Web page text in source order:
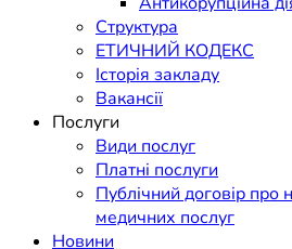
Структура
ЕТИЧНИЙ КОДЕКС
Історія закладу
Вакансії
Послуги
Види послуг
Платні послуги
Публічний договір про
медичних послуг
Новини